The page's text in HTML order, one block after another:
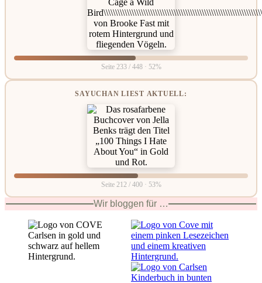
Seite 233 / 448 · 52%
SAYUCHAN LIEST AKTUELL:
Seite 212 / 400 · 53%
Wir bloggen für …